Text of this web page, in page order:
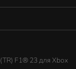
(TR) F1® 23 для Xbox